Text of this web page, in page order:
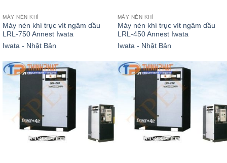
MÁY NÉN KHÍ
Máy nén khí trục vít ngâm dầu
LRL-750 Annest Iwata
Iwata - Nhật Bản
MÁY NÉN KHÍ
Máy nén khí trục vít ngâm dầu
LRL-450 Annest Iwata
Iwata - Nhật Bản